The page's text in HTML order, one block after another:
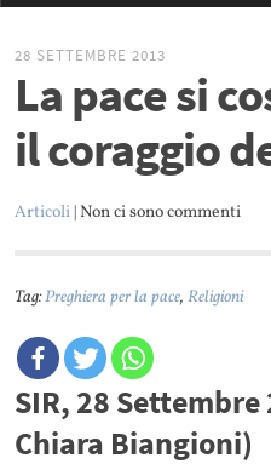
28 SETTEMBRE 2013
La pace si
il coraggio
Articoli| Non ci sono commenti
Tag:Preghiera per la pace,Religioni
SIR, 28
Chiara Biangioni)